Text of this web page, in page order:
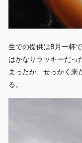
生での提供は8月一杯
はかなりラッキーだっ
まったが、せっかく来
る。